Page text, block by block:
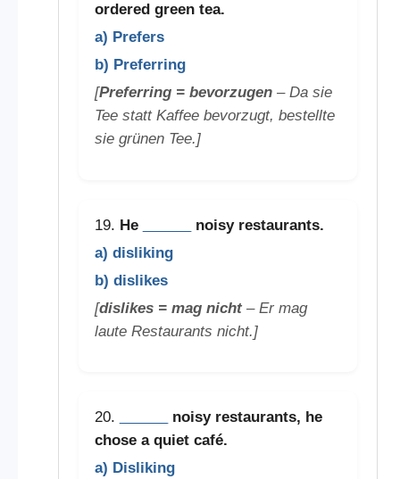
ordered green tea.
a) Prefers
b) Preferring
[Preferring = bevorzugen– Da sie
Tee statt Kaffee bevorzugt, bestellte
sie grünen Tee.]
19. He
noisy restaurants.
a) disliking
b) dislikes
[dislikes = mag nicht– Er mag
laute Restaurants nicht.]
20.
noisy restaurants, he
chose a quiet café.
a) Disliking